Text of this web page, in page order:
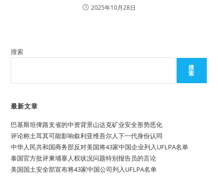
2025年10月28日
搜索
搜
索
最新文章
巴基斯坦俾路支省的中资背景山达克矿业安全形势恶化
评论称土耳其可能影响叙利亚维吾尔人下一代身份认同
中华人民共和国商务部反对美国将43家中国企业列入UFLPA名单
泰国官方批评柬埔寨人权状况问题特别报告员的言论
美国国土安全部宣布将43家中国公司列入UFLPA名单